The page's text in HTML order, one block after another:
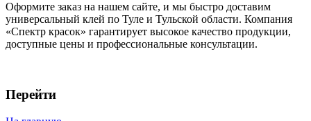
Оформите заказ на нашем сайте, и мы быстро доставим
универсальный клей по Туле и Тульской области. Компания
«Спектр красок» гарантирует высокое качество продукции,
доступные цены и профессиональные консультации.
Перейти